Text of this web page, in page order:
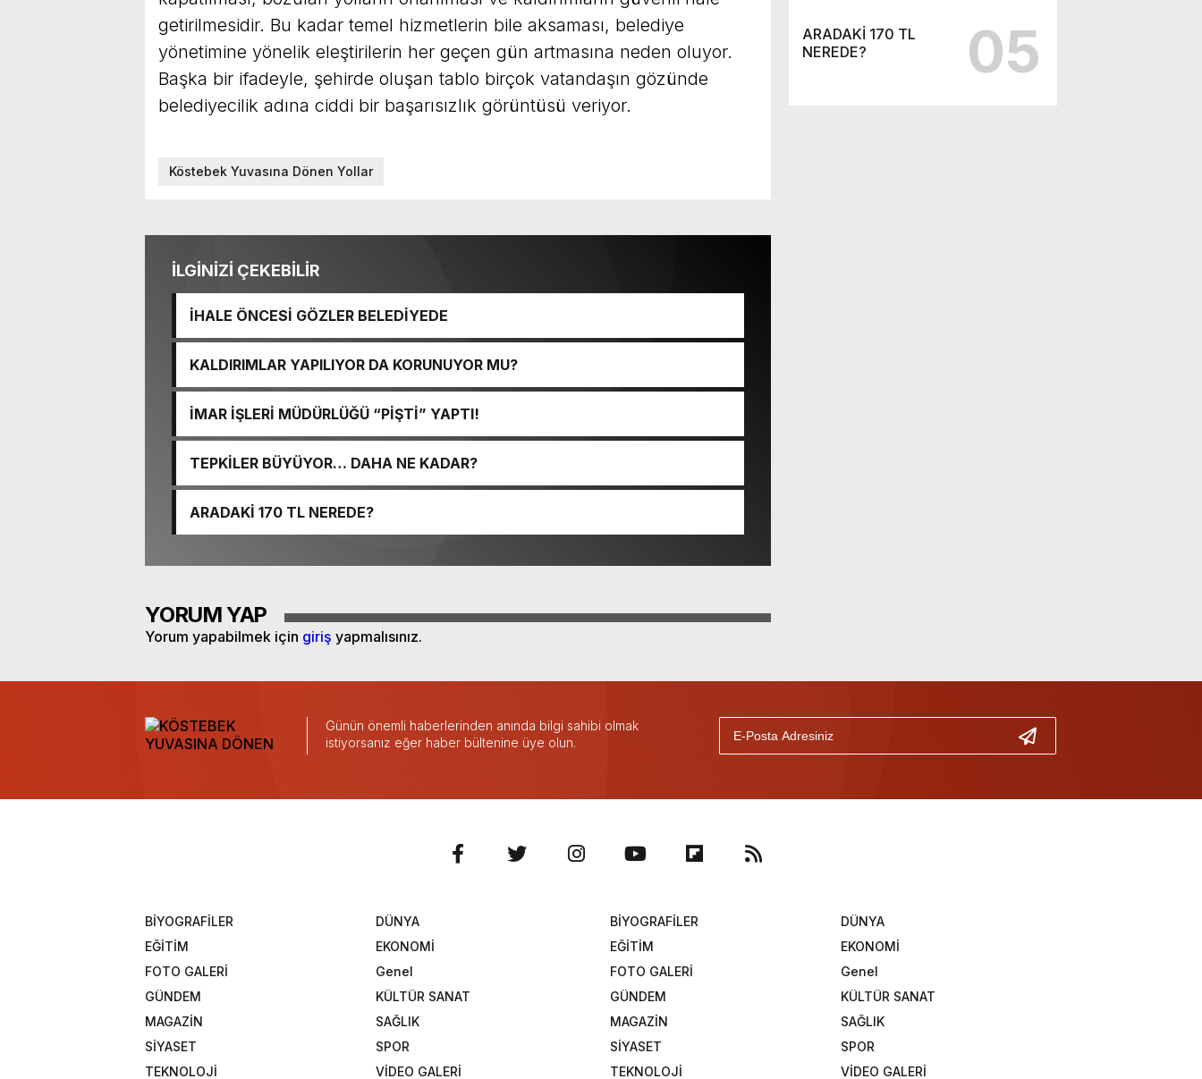
ARADAKİ 170 TL
NEREDE?
05
getirilmesidir. Bu kadar temel hizmetlerin bile aksaması, belediye
yönetimine yönelik eleştirilerin her geçen gün artmasına neden oluyor.
Başka bir ifadeyle, şehirde oluşan tablo birçok vatandaşın gözünde
belediyecilik adına ciddi bir başarısızlık görüntüsü veriyor.
Köstebek Yuvasına Dönen Yollar
İLGİNİZİ ÇEKEBİLİR
İHALE ÖNCESİ GÖZLER BELEDİYEDE
KALDIRIMLAR YAPILIYOR DA KORUNUYOR MU?
İMAR İŞLERİ MÜDÜRLÜĞÜ “PİŞTİ” YAPTI!
TEPKİLER BÜYÜYOR… DAHA NE KADAR?
ARADAKİ 170 TL NEREDE?
YORUM YAP
Yorum yapabilmek için giriş yapmalısınız.
Günün önemli haberlerinden anında bilgi sahibi olmak
istiyorsanız eğer haber bültenine üye olun.
BİYOGRAFİLER
DÜNYA
EĞİTİM
EKONOMİ
FOTO GALERİ
Genel
GÜNDEM
KÜLTÜR SANAT
MAGAZİN
SAĞLIK
SİYASET
SPOR
TEKNOLOJİ
VİDEO GALERİ
BİYOGRAFİLER
DÜNYA
EĞİTİM
EKONOMİ
FOTO GALERİ
Genel
GÜNDEM
KÜLTÜR SANAT
MAGAZİN
SAĞLIK
SİYASET
SPOR
TEKNOLOJİ
VİDEO GALERİ